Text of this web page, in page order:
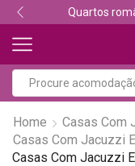
Quartos
Home
Casas Com
Casas Com Jacuzzi
Casas Com Jacuzzi